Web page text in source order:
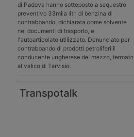
di Padova hanno sottoposto a sequestro
preventivo 33mila litri di benzina di
contrabbando, dichiarata come solvente
nei documenti di trasporto, e
l'autoarticolato utilizzato. Denunciato per
contrabbando di prodotti petroliferi il
conducente ungherese del mezzo, fermato
al valico di Tarvisio.
Transpotalk